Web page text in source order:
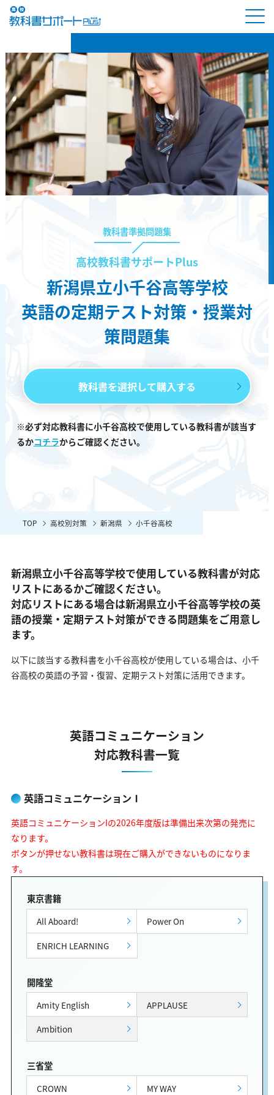
教科書準拠問題集
高校教科書サポートPlus
新潟県立小千谷高等学校
英語の定期テスト対策・授業対
策問題集
教科書を選択して購入する
※必ず対応教科書に小千谷高校で使用している教科書が該当す
るかコチラからご確認ください。
TOP 高校別対策 新潟県 小千谷高校
新潟県立小千谷高等学校で使用している教科書が対応
リストにあるかご確認ください。
対応リストにある場合は新潟県立小千谷高等学校の英
語の授業・定期テスト対策ができる問題集をご用意し
ます。
以下に該当する教科書を小千谷高校が使用している場合は、 小千
谷高校の英語の予習・復習、定期テスト対策に活用できます。
英語コミュニケーション
対応教科書一覧
英語コミュニケーションⅠ
英語コミュニケーションIの2026年度版は準備出来次第の発売に
なります。
ボタンが押せない教科書は現在ご購入ができないものになりま
す。
東京書籍
All Aboard!
Power On
ENRICH LEARNING
開隆堂
Amity English
APPLAUSE
Ambition
三省堂
CROWN
MY WAY